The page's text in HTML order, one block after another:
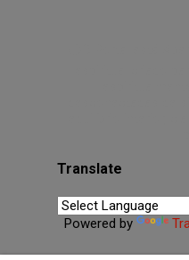
equilíbrio interior,
Translate
Powered by